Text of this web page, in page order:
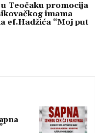
Teočaku promocija
imama
ef.Hadžića “Moj put